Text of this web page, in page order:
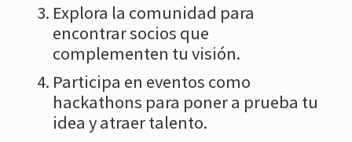
Explora la comunidad para
encontrar socios que
complementen tu visión.
Participa en eventos como
hackathons para poner a prueba tu
idea y atraer talento.